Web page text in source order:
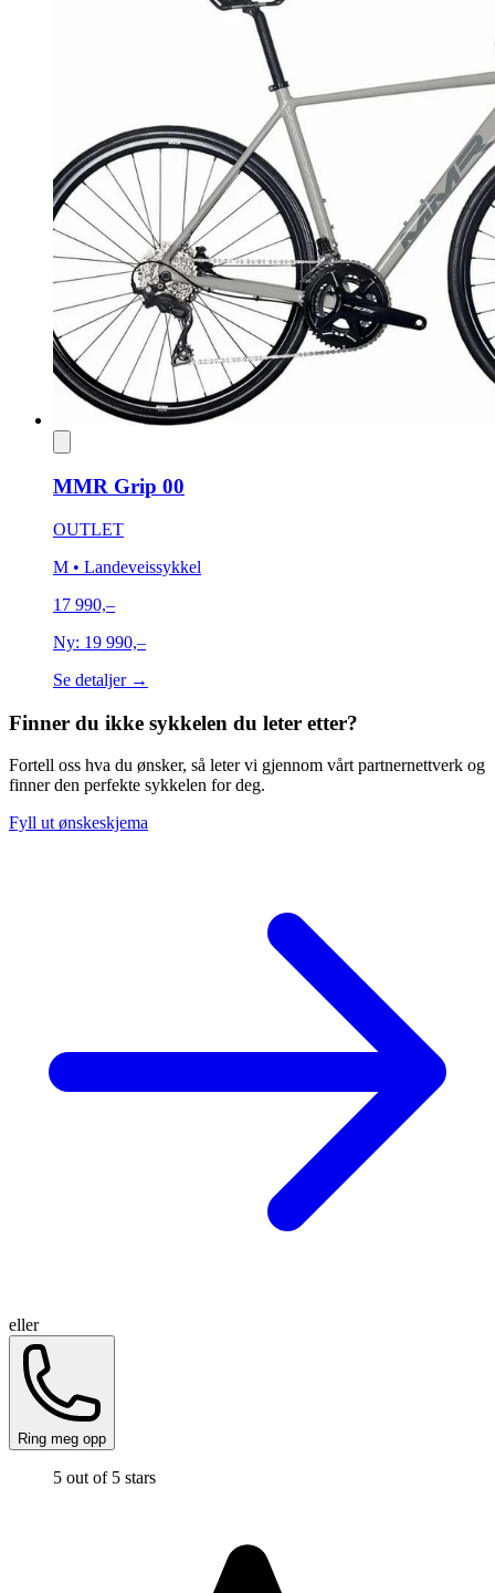
MMR Grip 00
OUTLET
M • Landeveissykkel
17 990,–
Ny: 19 990,–
Se detaljer →
Finner du ikke sykkelen du leter etter?
Fortell oss hva du ønsker, så leter vi gjennom vårt partnernettverk og
finner den perfekte sykkelen for deg.
Fyll ut ønskeskjema
eller
Ring meg opp
5 out of 5 stars